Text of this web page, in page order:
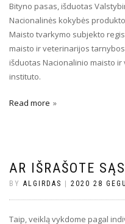
Bityno pasas, išduotas
Nacionalinės kokybės
Maisto tvarkymo subjekto
maisto ir veterinarijos
išduotas Nacionalinio maisto
instituto.
Read more
AR IŠRAŠOTE
BY ALGIRDAS 2020 28
Taip, veiklą vykdome pagal